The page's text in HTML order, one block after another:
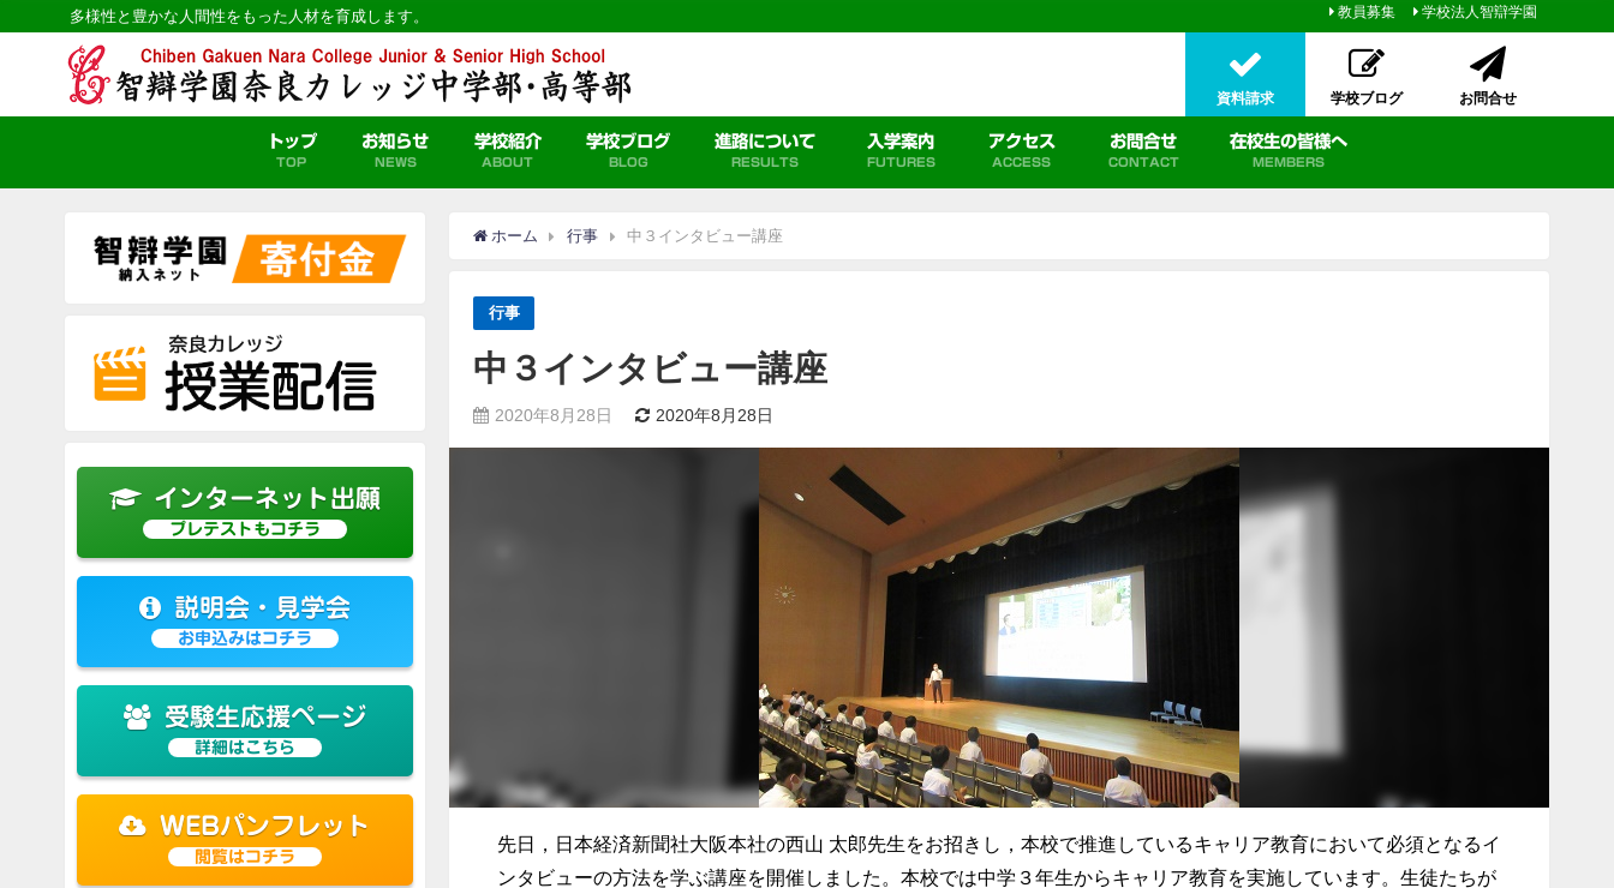
多様性と豊かな人間性をもった人材を育成します。 教員募集 学校法人智辯学園
資料請求 学校ブログ お問合せ
トップ
TOP
お知らせ
NEWS
学校紹介
ABOUT
学校ブログ
BLOG
進路について
RESULTS
入学案内
FUTURES
アクセス
ACCESS
お問合せ
CONTACT
在校生の皆様へ
MEMBERS
ホーム 行事 中３インタビュー講座
行事
中３インタビュー講座
2020年8月28日 2020年8月28日
先日，日本経済新聞社大阪本社の西山 太郎先生をお招きし，本校で推進しているキャリア教育において必須となるイ
ンタビューの方法を学ぶ講座を開催しました。本校では中学３年生からキャリア教育を実施しています。生徒たちが
インターネット出願
プレテストもコチラ
説明会・見学会
お申込みはコチラ
受験生応援ページ
詳細はこちら
WEBパンフレット
閲覧はコチラ